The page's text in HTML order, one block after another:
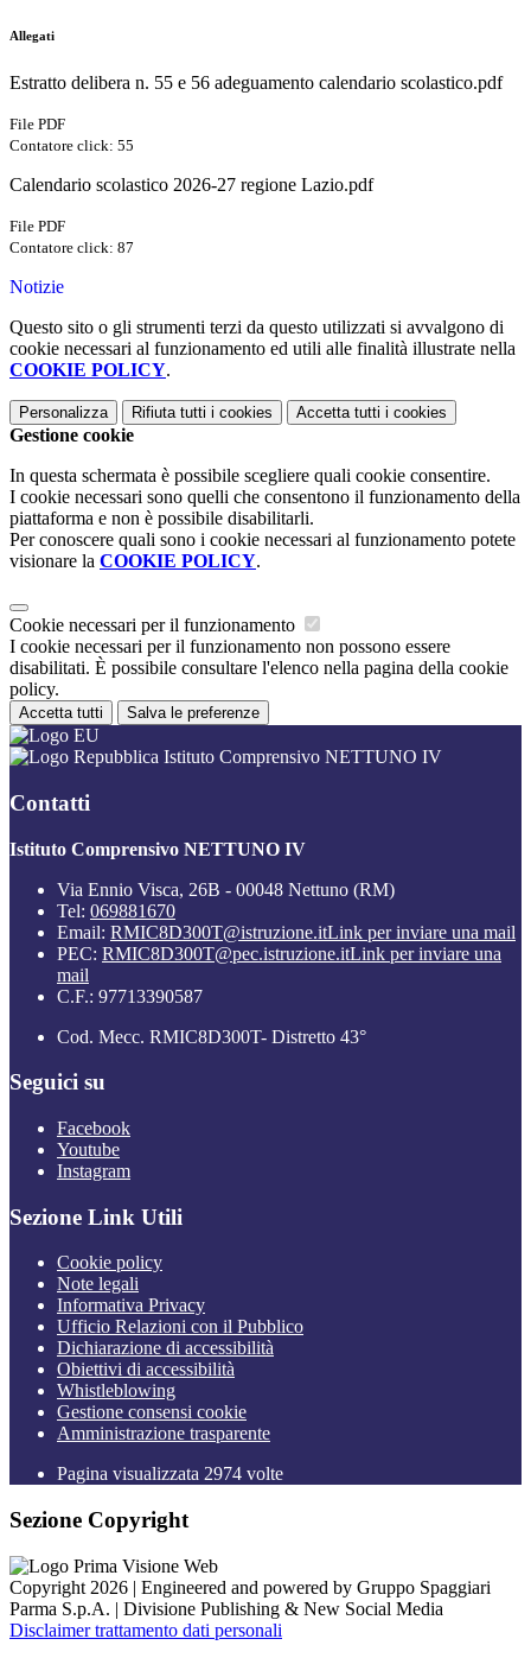
Allegati
Estratto delibera n. 55 e 56 adeguamento calendario scolastico.pdf
File PDF
Contatore click: 55
Calendario scolastico 2026-27 regione Lazio.pdf
File PDF
Contatore click: 87
Notizie
Questo sito o gli strumenti terzi da questo utilizzati si avvalgono di
cookie necessari al funzionamento ed utili alle finalità illustrate nella
COOKIE POLICY.
Personalizza Rifiuta tutti i cookies Accetta tutti i cookies
Gestione cookie
In questa schermata è possibile scegliere quali cookie consentire.
I cookie necessari sono quelli che consentono il funzionamento della
piattaforma e non è possibile disabilitarli.
Per conoscere quali sono i cookie necessari al funzionamento potete
visionare la COOKIE POLICY.
Cookie necessari per il funzionamento
I cookie necessari per il funzionamento non possono essere
disabilitati. È possibile consultare l'elenco nella pagina della cookie
policy.
Accetta tutti Salva le preferenze
Istituto Comprensivo NETTUNO IV
Contatti
Istituto Comprensivo NETTUNO IV
Via Ennio Visca, 26B - 00048 Nettuno (RM)
Tel: 069881670
Email: RMIC8D300T@istruzione.itLink per inviare una mail
PEC: RMIC8D300T@pec.istruzione.itLink per inviare una
mail
C.F.: 97713390587
Cod. Mecc. RMIC8D300T- Distretto 43°
Seguici su
Facebook
Youtube
Instagram
Sezione Link Utili
Cookie policy
Note legali
Informativa Privacy
Ufficio Relazioni con il Pubblico
Dichiarazione di accessibilità
Obiettivi di accessibilità
Whistleblowing
Gestione consensi cookie
Amministrazione trasparente
Pagina visualizzata 2974 volte
Sezione Copyright
Copyright 2026 | Engineered and powered by Gruppo Spaggiari
Parma S.p.A. | Divisione Publishing & New Social Media
Disclaimer trattamento dati personali